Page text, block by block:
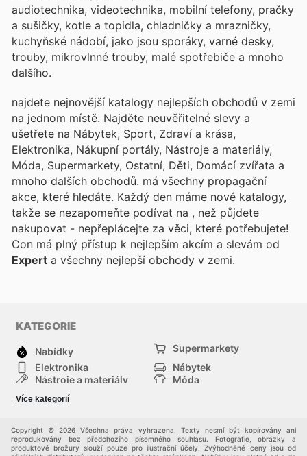
audiotechnika, videotechnika, mobilní telefony, pračky
a sušičky, kotle a topidla, chladničky a mrazničky,
kuchyňské nádobí, jako jsou sporáky, varné desky,
trouby, mikrovlnné trouby, malé spotřebiče a mnoho
dalšího.
najdete nejnovější katalogy nejlepších obchodů v zemi
na jednom místě. Najděte neuvěřitelné slevy a
ušetřete na Nábytek, Sport, Zdraví a krása,
Elektronika, Nákupní portály, Nástroje a materiály,
Móda, Supermarkety, Ostatní, Děti, Domácí zvířata a
mnoho dalších obchodů. má všechny propagační
akce, které hledáte. Každý den máme nové katalogy,
takže se nezapomeňte podívat na , než půjdete
nakupovat - nepřeplácejte za věci, které potřebujete!
Con má plný přístup k nejlepším akcím a slevám od
Expert a všechny nejlepší obchody v zemi.
KATEGORIE
Nabídky
Supermarkety
Elektronika
Nábytek
Nástroje a materiály
Móda
Děti
Více kategorií
Copyright © 2026 Všechna práva vyhrazena. Texty nesmí být kopírovány ani
reprodukovány bez předchozího písemného souhlasu. Fotografie, obrázky a
produktové brožury slouží pouze pro ilustrační účely. Zvýhodněné ceny jsou od